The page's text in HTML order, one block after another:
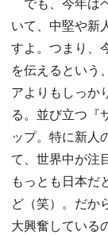
いて、中堅や新
すよ。つまり、
を伝えるという
アよりもしっか
る。並び立つ『
ップ。特に新人
て、世界中が注
もっとも日本だ
ど（笑）。だか
大興奮している